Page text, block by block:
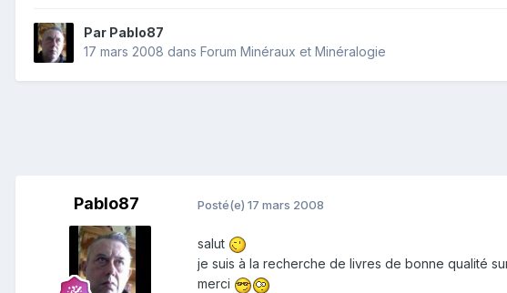
Par Pablo87
17 mars 2008 dans Forum Minéraux et Minéralogie
Pablo87 Posté(e) 17 mars 2008
salut
je suis à la recherche de livres de bonne qualité
merci